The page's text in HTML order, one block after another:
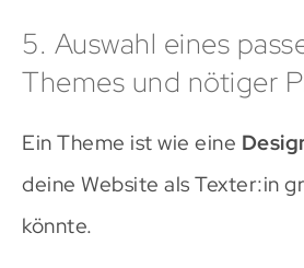
5. Auswahl eines
Themes und nötiger
Ein Theme ist wie eine
deine Website als Texter:in
könnte.